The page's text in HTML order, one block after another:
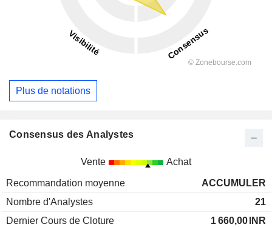
Plus de notations
Consensus des Analystes
Vente Achat
Recommandation moyenne
ACCUMULER
Nombre d'Analystes
21
Dernier Cours de Cloture
1 660,00 INR